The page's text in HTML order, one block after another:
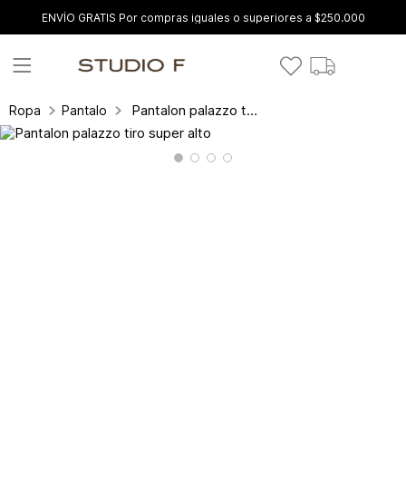
ENVÍO GRATIS Por compras iguales o superiores a $250.000
Ropa Pantalones y leggings Pantalon palazzo tiro super alto